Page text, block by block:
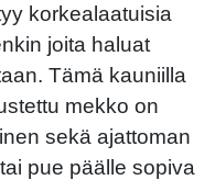
korkealaatuisia
joita haluat
Tämä kauniilla
mekko on
sekä ajattoman
pue päälle sopiva